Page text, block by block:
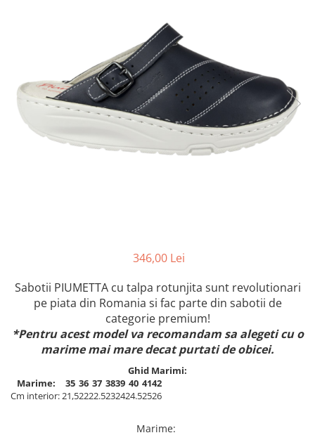
346,00 Lei
Sabotii PIUMETTA cu talpa rotunjita sunt revolutionari
pe piata din Romania si fac parte din sabotii de
categorie premium!
*Pentru acest model va recomandam sa alegeti cu o
marime mai mare decat purtati de obicei.
Ghid Marimi:
Marime:
35 36 37 3839 40 4142
Cm interior:21,52222.5232424.52526
Marime: